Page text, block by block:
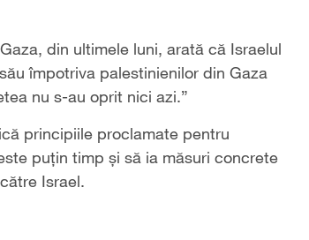
din ultimele luni, arată că Israelul
împotriva palestinienilor din Gaza
nu s-au oprit nici azi.”
principiile proclamate pentru
puțin timp și să ia măsuri concrete
Israel.